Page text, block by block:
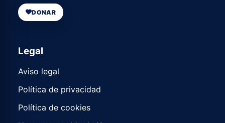
DONAR
Legal
Aviso legal
Política de privacidad
Política de cookies